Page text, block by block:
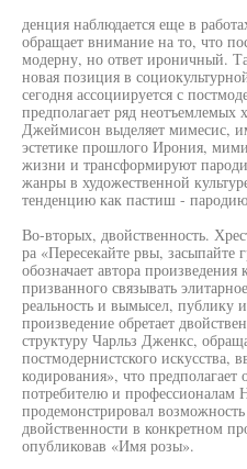
денция наблюдается еще в
обращает внимание на то, что
модерну, но ответ ироничный.
новая позиция в
сегодня ассоциируется с
предполагает ряд неотъемлемых
Джеймисон выделяет мимесис,
эстетике прошлого Ирония,
жизни и трансформируют
жанры в художественной
тенденцию как пастиш -
Во-вторых, двойственность.
ра «Пересекайте рвы, засыпайте
обозначает автора произведения
призванного связывать
реальность и вымысел, публику
произведение обретает
структуру Чарльз Дженкс,
постмодернистского искусства,
кодирования», что
потребителю и профессионалам
продемонстрировал
двойственности в конкретном
опубликовав «Имя розы».